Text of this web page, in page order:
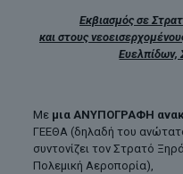
Εκβιασμός σε
και στους
Ευελπίδων,
Με μια ΑΝΥΠΟΓΡΑΦΗ
ΓΕΕΘΑ (δηλαδή του
συντονίζει τον Στρατό
Πολεμική Αεροπορία),